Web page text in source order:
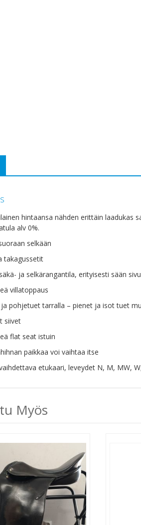
hintaansa nähden erittäin laadukas
alv 0%.
selkään
takagussetit
ja selkärangantila, erityisesti sään
villatoppaus
ja pohjetuet tarralla – pienet ja isot tuet
siivet
flat seat istuin
paikkaa voi vaihtaa itse
etukaari, leveydet N, M, MW,
Myös